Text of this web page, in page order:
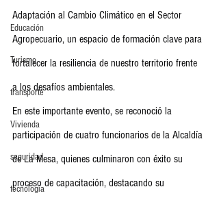
Educación
Turismo
transporte
Vivienda
seguridad
tecnología
Adaptación al Cambio Climático en el Sector
Agropecuario, un espacio de formación clave para
fortalecer la resiliencia de nuestro territorio frente
a los desafíos ambientales.
En este importante evento, se reconoció la
participación de cuatro funcionarios de la Alcaldía
de La Mesa, quienes culminaron con éxito su
proceso de capacitación, destacando su